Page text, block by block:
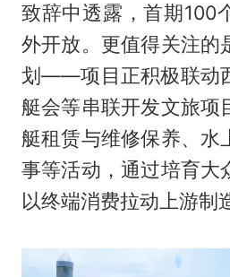
致辞中透露，首期100
外开放。更值得关注的
划——项目正积极联动
艇会等串联开发文旅项
艇租赁与维修保养、水
事等活动，通过培育大
以终端消费拉动上游制